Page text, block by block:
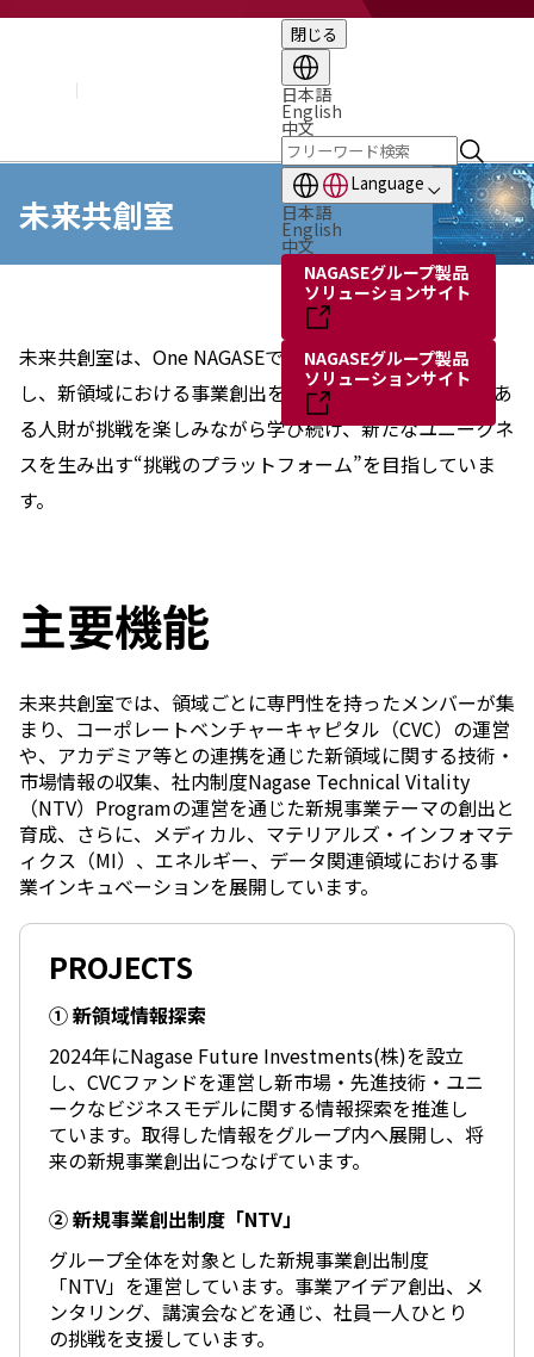
閉じる
日本語
English
中文
Language
日本語
English
中文
NAGASEグループ製品
ソリューションサイト
NAGASEグループ製品
ソリューションサイト
組織図
役員・執行役員
国内・海外のNAGASEグループ
2026年
2025年
2024年
2022年
2021年
2020年
2019年
2018年
2017年
2016年
2015年
事業案内
スペシャリティケミカル事業部
ポリマーグローバルアカウント事業部
エレクトロニクス事業部
先進機能材料事業部
モビリティソリューションズ事業部
ライフ＆ヘルスケア製品事業部
ナガセアプリケーションワークショップ
未来共創室
NAGASEバイオテック室
IR（投資家情報）
IRニュース：2026年
未来共創室
未来共創室は、One NAGASEでの新たな価値創造を目指
し、新領域における事業創出を推進する組織です。情熱あ
る人財が挑戦を楽しみながら学び続け、新たなユニークネ
スを生み出す“挑戦のプラットフォーム”を目指していま
す。
主要機能
未来共創室では、領域ごとに専門性を持ったメンバーが集
まり、コーポレートベンチャーキャピタル（CVC）の運営
や、アカデミア等との連携を通じた新領域に関する技術・
市場情報の収集、社内制度Nagase Technical Vitality
（NTV）Programの運営を通じた新規事業テーマの創出と
育成、さらに、メディカル、マテリアルズ・インフォマテ
ィクス（MI）、エネルギー、データ関連領域における事
業インキュベーションを展開しています。
PROJECTS
① 新領域情報探索
2024年にNagase Future Investments(株)を設立
し、CVCファンドを運営し新市場・先進技術・ユニ
ークなビジネスモデルに関する情報探索を推進し
ています。取得した情報をグループ内へ展開し、将
来の新規事業創出につなげています。
② 新規事業創出制度「NTV」
グループ全体を対象とした新規事業創出制度
「NTV」を運営しています。事業アイデア創出、メ
ンタリング、講演会などを通じ、社員一人ひとり
の挑戦を支援しています。